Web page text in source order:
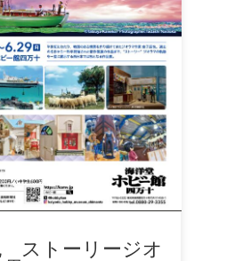
ストーリージオ